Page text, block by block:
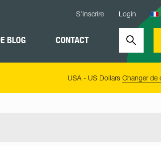
S’inscrire Login
BLOG CONTACT Search
USA - US Dollars Changer de